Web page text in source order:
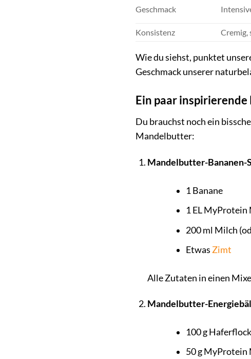
Geschmack
Konsistenz Cremig,
Wie du siehst, punktet
Geschmack unserer
Ein paar
Du brauchst noch ein
Mandelbutter:
Mandelbutter-Bananen-
1 Banane
1 EL
200 ml Milch
Etwas Zimt
Alle Zutaten in einen
Mandelbutter-
100 g
50 g